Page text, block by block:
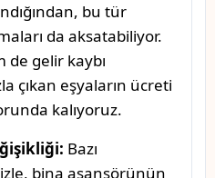
bu tür
da aksatabiliyor.
de gelir kaybı
çıkan eşyaların ücreti
kalıyoruz.
Bazı
bina asansörünün